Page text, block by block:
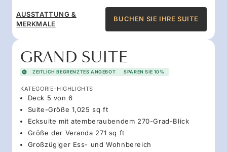
AUSSTATTUNG &
MERKMALE
BUCHEN SIE IHRE SUITE
GRAND SUITE
ZEITLICH BEGRENZTES ANGEBOT SPAREN SIE 10%
KATEGORIE-HIGHLIGHTS
Deck 5 von 6
Suite-Größe 1,025 sq ft
Ecksuite mit atemberaubendem 270-Grad-Blick
Größe der Veranda 271 sq ft
Großzügiger Ess- und Wohnbereich